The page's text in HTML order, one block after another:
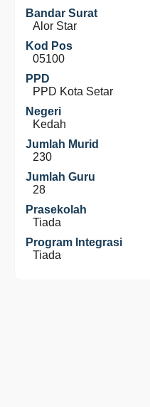
Bandar Surat
Alor Star
Kod Pos
05100
PPD
PPD Kota Setar
Negeri
Kedah
Jumlah Murid
230
Jumlah Guru
28
Prasekolah
Tiada
Program Integrasi
Tiada